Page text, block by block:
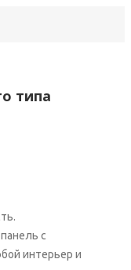
типа
с
интерьер и